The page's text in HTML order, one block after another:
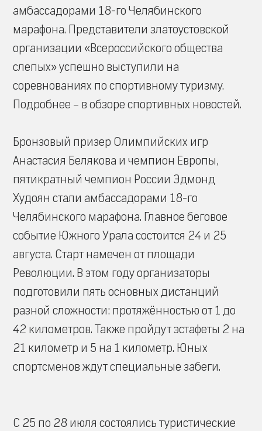
амбассадорами 18-го Челябинского
марафона. Представители златоустовской
организации «Всероссийского общества
слепых» успешно выступили на
соревнованиях по спортивному туризму.
Подробнее – в обзоре спортивных новостей.
Бронзовый призер Олимпийских игр
Анастасия Белякова и чемпион Европы,
пятикратный чемпион России Эдмонд
Худоян стали амбассадорами 18-го
Челябинского марафона. Главное беговое
событие Южного Урала состоится 24 и 25
августа. Старт намечен от площади
Революции. В этом году организаторы
подготовили пять основных дистанций
разной сложности: протяжённостью от 1 до
42 километров. Также пройдут эстафеты 2 на
21 километр и 5 на 1 километр. Юных
спортсменов ждут специальные забеги.
С 25 по 28 июля состоялись туристические